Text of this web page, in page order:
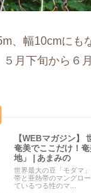
、幅10cmにも
５月下旬から６
【WEBマガジン】 世界最大の豆を見られるのは
奄美でここだけ！
地」 | あまみの
世界最大の豆「モダマ
帯と亜熱帯のマングロ
ているつる性のマ...